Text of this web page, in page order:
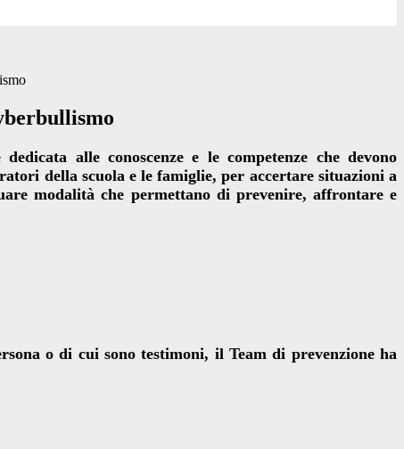
dedicata alle conoscenze e le competenze che devono
della scuola e le famiglie, per accertare situazioni a
modalità che permettano di prevenire, affrontare e
o di cui sono testimoni, il Team di prevenzione ha